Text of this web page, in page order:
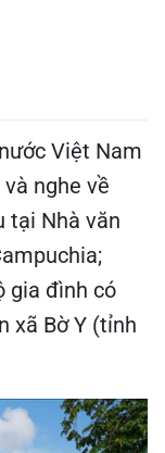
Việt Nam
nghe về
tại Nhà văn
gia đình có
xã Bờ Y (tỉnh